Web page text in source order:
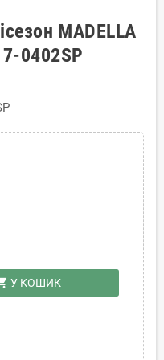
MADELLA
0402SP
У КОШИК